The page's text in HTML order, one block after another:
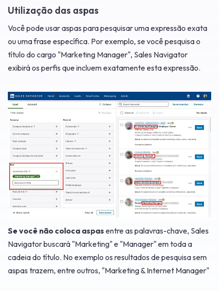
Utilização das aspas
Você pode usar aspas para pesquisar uma expressão exata
ou uma frase específica. Por exemplo, se você pesquisa o
título do cargo "Marketing Manager", Sales Navigator
exibirá os perfis que incluem exatamente esta expressão.
Se você não coloca aspas entre as palavras-chave, Sales
Navigator buscará "Marketing" e "Manager" em toda a
cadeia do título. No exemplo os resultados de pesquisa sem
aspas trazem, entre outros, "Marketing & Internet Manager"